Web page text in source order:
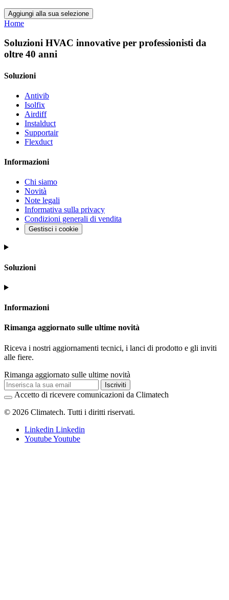
Aggiungi alla sua selezione
Home
Soluzioni HVAC innovative per professionisti da
oltre 40 anni
Soluzioni
Antivib
Isolfix
Airdiff
Instalduct
Supportair
Flexduct
Informazioni
Chi siamo
Novità
Note legali
Informativa sulla privacy
Condizioni generali di vendita
Gestisci i cookie
Soluzioni
Informazioni
Rimanga aggiornato sulle ultime novità
Riceva i nostri aggiornamenti tecnici, i lanci di prodotto e gli inviti
alle fiere.
Rimanga aggiornato sulle ultime novità
Iscriviti
Accetto di ricevere comunicazioni da Climatech
© 2026 Climatech. Tutti i diritti riservati.
Linkedin Linkedin
YoutubeYoutube